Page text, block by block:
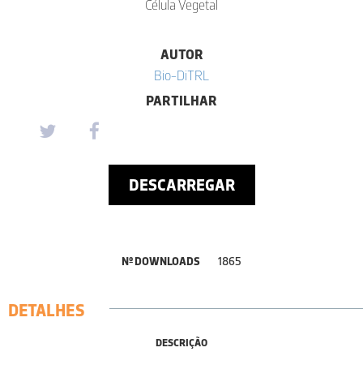
Célula Vegetal
AUTOR
Bio-DiTRL
PARTILHAR
DESCARREGAR
Nº DOWNLOADS 1865
DETALHES
DESCRIÇÃO